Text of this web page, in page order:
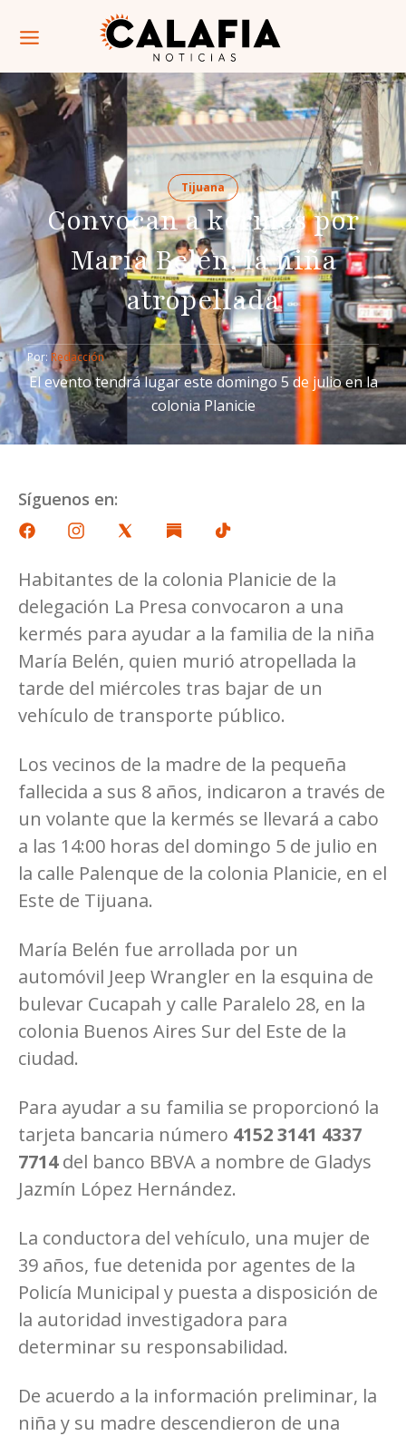
Tijuana
Convocan a kermés por
María Belén, la niña
atropellada
Por: Redacción
El evento tendrá lugar este domingo 5 de julio en la
colonia Planicie
Síguenos en:
Habitantes de la colonia Planicie de la
delegación La Presa convocaron a una
kermés para ayudar a la familia de la niña
María Belén, quien murió atropellada la
tarde del miércoles tras bajar de un
vehículo de transporte público.
Los vecinos de la madre de la pequeña
fallecida a sus 8 años, indicaron a través de
un volante que la kermés se llevará a cabo
a las 14:00 horas del domingo 5 de julio en
la calle Palenque de la colonia Planicie, en el
Este de Tijuana.
María Belén fue arrollada por un
automóvil Jeep Wrangler en la esquina de
bulevar Cucapah y calle Paralelo 28, en la
colonia Buenos Aires Sur del Este de la
ciudad.
Para ayudar a su familia se proporcionó la
tarjeta bancaria número 4152 3141 4337
7714del banco BBVA a nombre de Gladys
Jazmín López Hernández.
La conductora del vehículo, una mujer de
39 años, fue detenida por agentes de la
Policía Municipal y puesta a disposición de
la autoridad investigadora para
determinar su responsabilidad.
De acuerdo a la información preliminar, la
niña y su madre descendieron de una